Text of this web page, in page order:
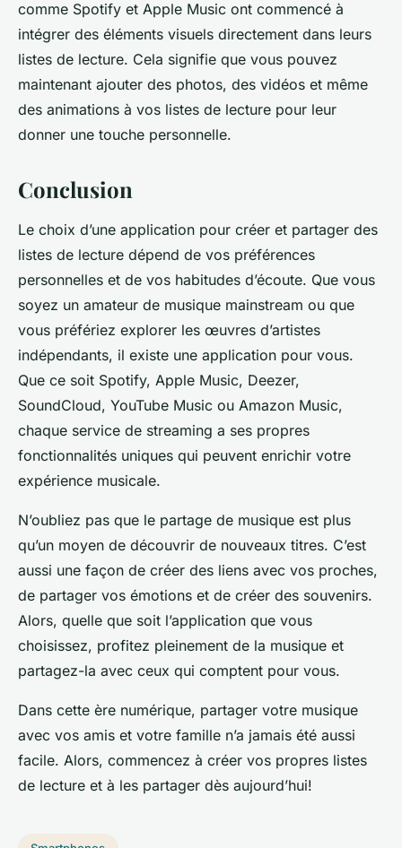
comme Spotify et Apple Music ont commencé à
intégrer des éléments visuels directement dans leurs
listes de lecture. Cela signifie que vous pouvez
maintenant ajouter des photos, des vidéos et même
des animations à vos listes de lecture pour leur
donner une touche personnelle.
Conclusion
Le choix d’une application pour créer et partager des
listes de lecture dépend de vos préférences
personnelles et de vos habitudes d’écoute. Que vous
soyez un amateur de musique mainstream ou que
vous préfériez explorer les œuvres d’artistes
indépendants, il existe une application pour vous.
Que ce soit Spotify, Apple Music, Deezer,
SoundCloud, YouTube Music ou Amazon Music,
chaque service de streaming a ses propres
fonctionnalités uniques qui peuvent enrichir votre
expérience musicale.
N’oubliez pas que le partage de musique est plus
qu’un moyen de découvrir de nouveaux titres. C’est
aussi une façon de créer des liens avec vos proches,
de partager vos émotions et de créer des souvenirs.
Alors, quelle que soit l’application que vous
choisissez, profitez pleinement de la musique et
partagez-la avec ceux qui comptent pour vous.
Dans cette ère numérique, partager votre musique
avec vos amis et votre famille n’a jamais été aussi
facile. Alors, commencez à créer vos propres listes
de lecture et à les partager dès aujourd’hui!